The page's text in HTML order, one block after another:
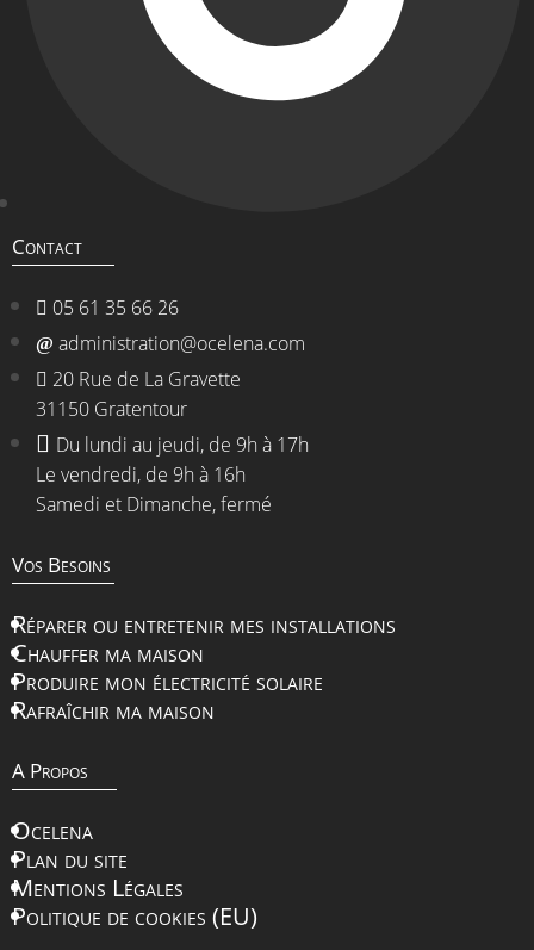
Contact
05 61 35 66 26
administration@ocelena.com
20 Rue de La Gravette
31150 Gratentour
Du lundi au jeudi, de 9h à 17h
Le vendredi, de 9h à 16h
Samedi et Dimanche, fermé
Vos Besoins
Réparer ou entretenir mes installations
Chauffer ma maison
Produire mon électricité solaire
Rafraîchir ma maison
A Propos
Ocelena
Plan du site
Mentions Légales
Politique de cookies (EU)